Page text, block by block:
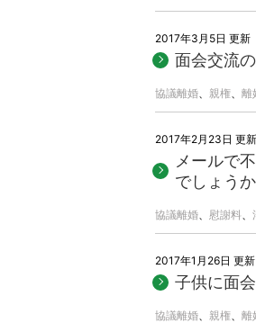
2017年3月5日 更新
面会交流
協議離婚、 親権、 離
2017年2月23日 更新
メールで
でしょうか
協議離婚、 慰謝料、
2017年1月26日 更新
子供に面
協議離婚、 親権、 離